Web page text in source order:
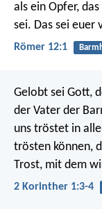
als ein Opfer,
sei. Das sei euer
Römer 12:1
Gelobt sei Gott,
der Vater der
uns tröstet in
trösten können,
Trost, mit dem
2 Korinther 1:3-4